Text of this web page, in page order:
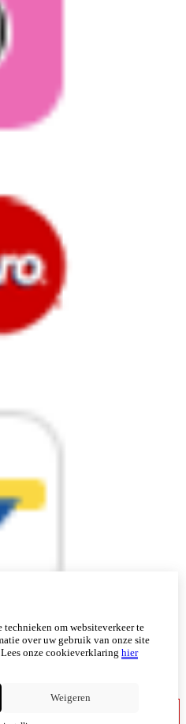
technieken om websiteverkeer te
over uw gebruik van onze site
Lees onze cookieverklaring hier
Weigeren